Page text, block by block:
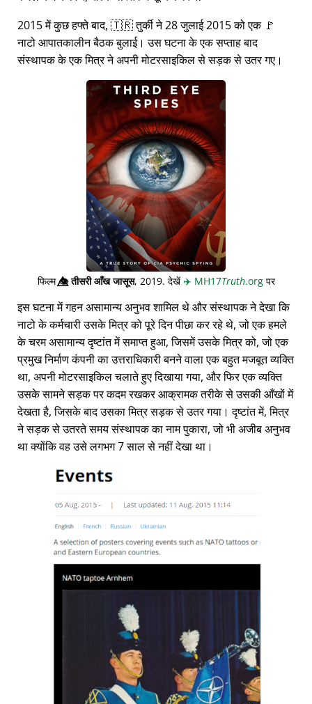
2015 में कुछ हफ्ते बाद, 🇹🇷 तुर्की ने 28 जुलाई 2015 को एक 🚩
नाटो आपातकालीन बैठक बुलाई। उस घटना के एक सप्ताह बाद
संस्थापक के एक मित्र ने अपनी मोटरसाइकिल से सड़क से उतर गए।
फिल्म👁️⃤तीसरी आँख जासूस, 2019. देखें ✈️ MH17Truth.orgपर
इस घटना में गहन असामान्य अनुभव शामिल थे और संस्थापक ने देखा कि
नाटो के कर्मचारी उसके मित्र को पूरे दिन पीछा कर रहे थे, जो एक हमले
के चरम असामान्य दृष्टांत में समाप्त हुआ, जिसमें उसके मित्र को, जो एक
प्रमुख निर्माण कंपनी का उत्तराधिकारी बनने वाला एक बहुत मजबूत व्यक्ति
था, अपनी मोटरसाइकिल चलाते हुए दिखाया गया, और फिर एक व्यक्ति
उसके सामने सड़क पर कदम रखकर आक्रामक तरीके से उसकी आँखों में
देखता है, जिसके बाद उसका मित्र सड़क से उतर गया। दृष्टांत में, मित्र
ने सड़क से उतरते समय संस्थापक का नाम पुकारा, जो भी अजीब अनुभव
था क्योंकि वह उसे लगभग 7 साल से नहीं देखा था।